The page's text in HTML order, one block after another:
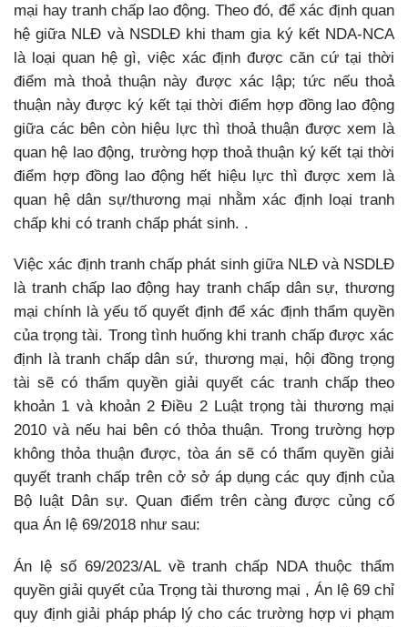
mại hay tranh chấp lao động. Theo đó, để xác định quan
hệ giữa NLĐ và NSDLĐ khi tham gia ký kết NDA-NCA
là loại quan hệ gì, việc xác định được căn cứ tại thời
điểm mà thoả thuận này được xác lập; tức nếu thoả
thuận này được ký kết tại thời điểm hợp đồng lao động
giữa các bên còn hiệu lực thì thoả thuận được xem là
quan hệ lao động, trường hợp thoả thuận ký kết tại thời
điểm hợp đồng lao động hết hiệu lực thì được xem là
quan hệ dân sự/thương mại nhằm xác định loại tranh
chấp khi có tranh chấp phát sinh. .
Việc xác định tranh chấp phát sinh giữa NLĐ và NSDLĐ
là tranh chấp lao động hay tranh chấp dân sự, thương
mại chính là yếu tố quyết định để xác định thẩm quyền
của trọng tài. Trong tình huống khi tranh chấp được xác
định là tranh chấp dân sứ, thương mại, hội đồng trọng
tài sẽ có thẩm quyền giải quyết các tranh chấp theo
khoản 1 và khoản 2 Điều 2 Luật trọng tài thương mại
2010 và nếu hai bên có thỏa thuận. Trong trường hợp
không thỏa thuận được, tòa án sẽ có thẩm quyền giải
quyết tranh chấp trên cở sở áp dụng các quy định của
Bộ luật Dân sự. Quan điểm trên càng được củng cố
qua Án lệ 69/2018 như sau:
Án lệ số 69/2023/AL về tranh chấp NDA thuộc thẩm
quyền giải quyết của Trọng tài thương mại , Án lệ 69 chỉ
quy định giải pháp pháp lý cho các trường hợp vi phạm